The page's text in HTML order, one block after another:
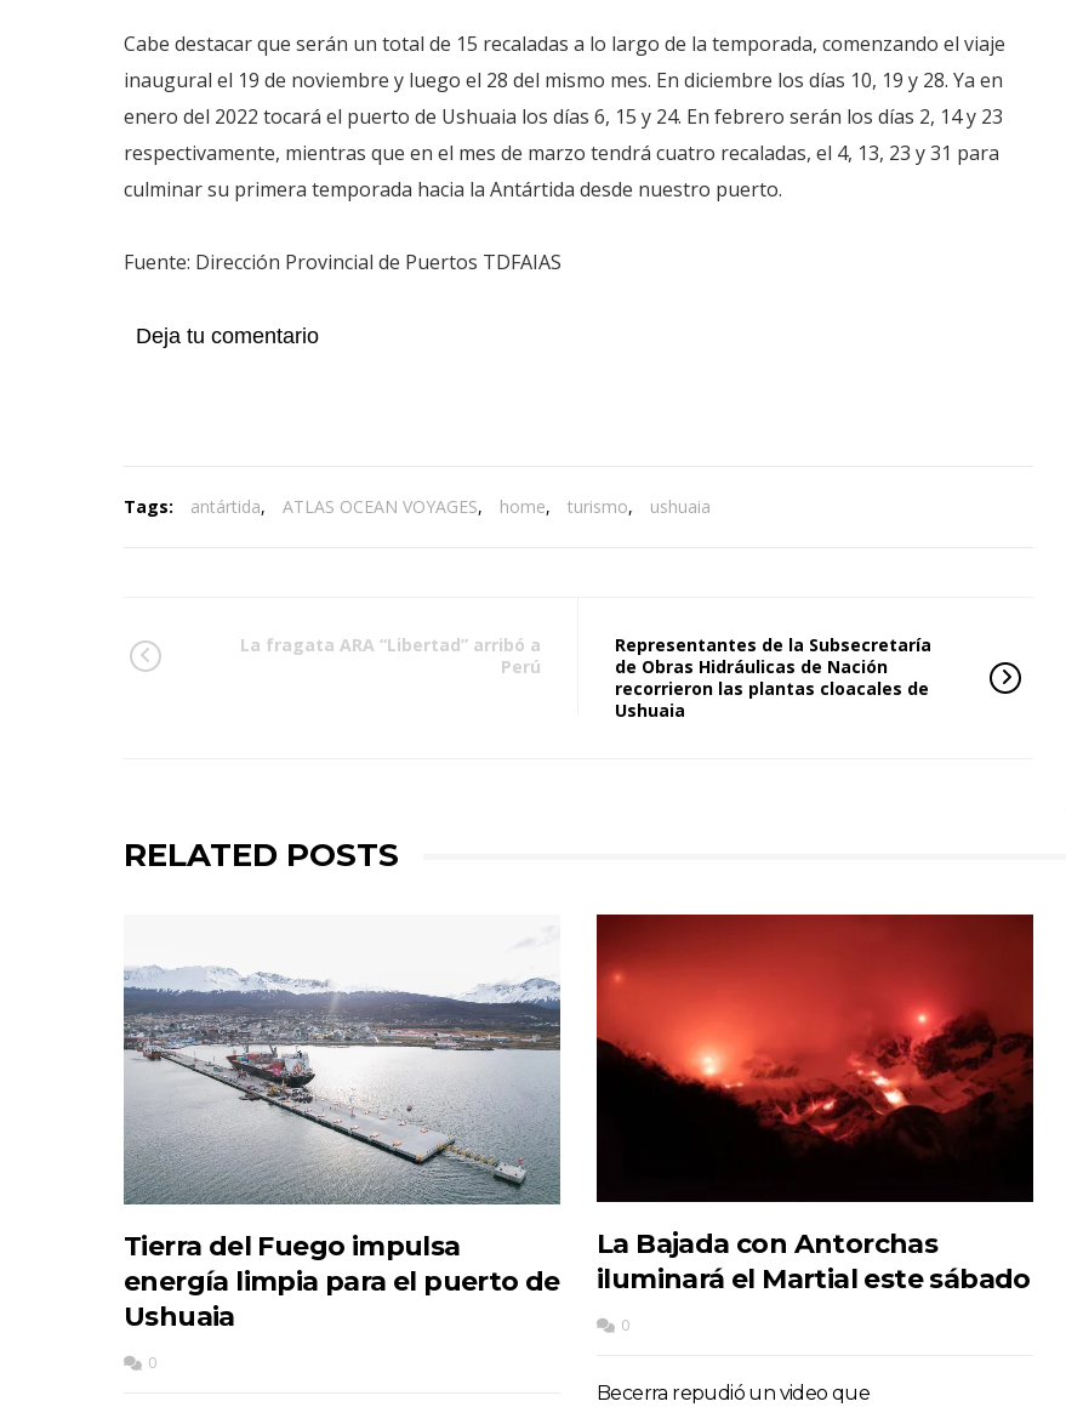
Cabe destacar que serán un total de 15 recaladas a lo largo de la temporada, comenzando el viaje
inaugural el 19 de noviembre y luego el 28 del mismo mes. En diciembre los días 10, 19 y 28. Ya en
enero del 2022 tocará el puerto de Ushuaia los días 6, 15 y 24. En febrero serán los días 2, 14 y 23
respectivamente, mientras que en el mes de marzo tendrá cuatro recaladas, el 4, 13, 23 y 31 para
culminar su primera temporada hacia la Antártida desde nuestro puerto.
Fuente: Dirección Provincial de Puertos TDFAIAS
Deja tu comentario
Tags: antártida, ATLAS OCEAN VOYAGES, home, turismo, ushuaia
La fragata ARA “Libertad” arribó a
Perú
Representantes de la Subsecretaría
de Obras Hidráulicas de Nación
recorrieron las plantas cloacales de
Ushuaia
RELATED POSTS
Tierra del Fuego impulsa
energía limpia para el puerto de
Ushuaia
0
La Bajada con Antorchas
iluminará el Martial este sábado
0
Becerra repudió un video que